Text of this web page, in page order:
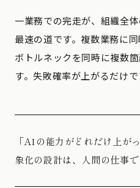
一業務での完走が、組織全
最速の道です。複数業務に
ボトルネックを同時に複数
す。失敗確率が上がるだけで
「AIの能力がどれだけ上が
象化の設計は、人間の仕事で